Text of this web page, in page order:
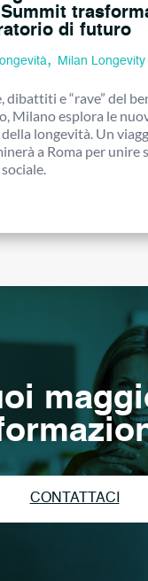
di futuro
, Milan
dibattiti e “rave” del
Milano esplora le
longevità. Un
a Roma per unire
CONTATTACI